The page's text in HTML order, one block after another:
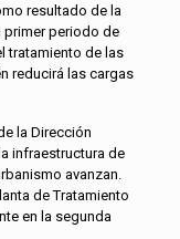
resultado de la
primer periodo de
tratamiento de las
reducirá las cargas
la Dirección
infraestructura de
avanzan.
de Tratamiento
en la segunda